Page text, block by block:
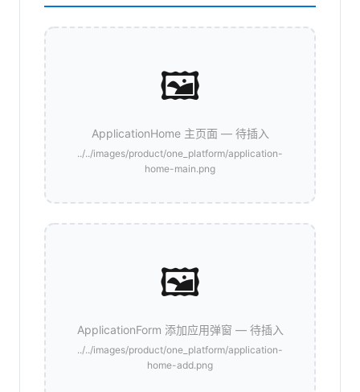
🖼️
ApplicationHome 主页面 — 待插入
../../images/product/one_platform/application-
home-main.png
🖼️
ApplicationForm 添加应用弹窗 — 待插入
../../images/product/one_platform/application-
home-add.png